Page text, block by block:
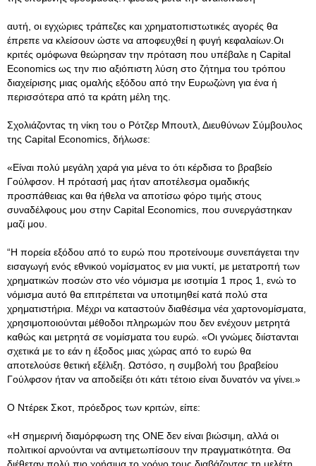
αυτή, οι εγχώριες τράπεζες και χρηματοπιστωτικές αγορές θα
έπρεπε να κλείσουν ώστε να αποφευχθεί η φυγή κεφαλαίων.Οι
κριτές ομόφωνα θεώρησαν την πρόταση που υπέβαλε η Capital
Economics ως την πιο αξιόπιστη λύση στο ζήτημα του τρόπου
διαχείρισης μιας ομαλής εξόδου από την Ευρωζώνη για ένα ή
περισσότερα από τα κράτη μέλη της.
Σχολιάζοντας τη νίκη του ο Ρότζερ Μπουτλ, Διευθύνων Σύμβουλος
της Capital Economics, δήλωσε:
«Είναι πολύ μεγάλη χαρά για μένα το ότι κέρδισα το βραβείο
Γούλφσον. Η πρότασή μας ήταν αποτέλεσμα ομαδικής
προσπάθειας και θα ήθελα να αποτίσω φόρο τιμής στους
συναδέλφους μου στην Capital Economics, που συνεργάστηκαν
μαζί μου.
“Η πορεία εξόδου από το ευρώ που προτείνουμε συνεπάγεται την
εισαγωγή ενός εθνικού νομίσματος εν μια νυκτί, με μετατροπή των
χρηματικών ποσών στο νέο νόμισμα με ισοτιμία 1 προς 1, ενώ το
νόμισμα αυτό θα επιτρέπεται να υποτιμηθεί κατά πολύ στα
χρηματιστήρια. Μέχρι να καταστούν διαθέσιμα νέα χαρτονομίσματα,
χρησιμοποιούνται μέθοδοι πληρωμών που δεν ενέχουν μετρητά
καθώς και μετρητά σε νομίσματα του ευρώ. «Οι γνώμες διίστανται
σχετικά με το εάν η έξοδος μιας χώρας από το ευρώ θα
αποτελούσε θετική εξέλιξη. Ωστόσο, η συμβολή του βραβείου
Γούλφσον ήταν να αποδείξει ότι κάτι τέτοιο είναι δυνατόν να γίνει.»
Ο Ντέρεκ Σκοτ, πρόεδρος των κριτών, είπε:
«Η σημερινή διαμόρφωση της ΟΝΕ δεν είναι βιώσιμη, αλλά οι
πολιτικοί αρνούνται να αντιμετωπίσουν την πραγματικότητα. Θα